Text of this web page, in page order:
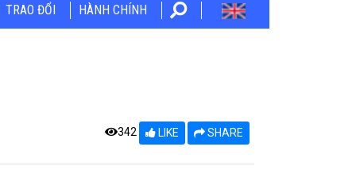
TRAO ĐỔI HÀNH CHÍNH
342 LIKE SHARE